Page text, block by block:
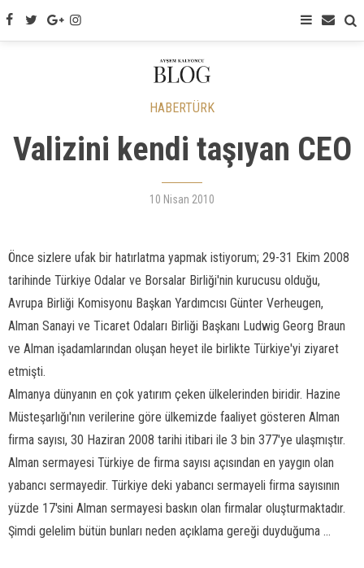
HABERTÜRK
Valizini kendi taşıyan CEO
10 Nisan 2010
Önce sizlere ufak bir hatırlatma yapmak istiyorum; 29-31 Ekim 2008
tarihinde Türkiye Odalar ve Borsalar Birliği'nin kurucusu olduğu,
Avrupa Birliği Komisyonu Başkan Yardımcısı Günter Verheugen,
Alman Sanayi ve Ticaret Odaları Birliği Başkanı Ludwig Georg Braun
ve Alman işadamlarından oluşan heyet ile birlikte Türkiye'yi ziyaret
etmişti.
Almanya dünyanın en çok yatırım çeken ülkelerinden biridir. Hazine
Müsteşarlığı'nın verilerine göre ülkemizde faaliyet gösteren Alman
firma sayısı, 30 Haziran 2008 tarihi itibari ile 3 bin 377'ye ulaşmıştır.
Alman sermayesi Türkiye de firma sayısı açısından en yaygın olan
yabancı sermayedir. Türkiye deki yabancı sermayeli firma sayısının
yüzde 17'sini Alman sermayesi baskın olan firmalar oluşturmaktadır.
Şimdi gelelim bütün bunları neden açıklama gereği duyduğuma ...